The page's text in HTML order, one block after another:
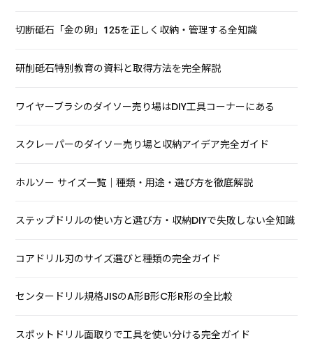
切断砥石「金の卵」125を正しく収納・管理する全知識
研削砥石特別教育の資料と取得方法を完全解説
ワイヤーブラシのダイソー売り場はDIY工具コーナーにある
スクレーパーのダイソー売り場と収納アイデア完全ガイド
ホルソー サイズ一覧｜種類・用途・選び方を徹底解説
ステップドリルの使い方と選び方・収納DIYで失敗しない全知識
コアドリル刃のサイズ選びと種類の完全ガイド
センタードリル規格JISのA形B形C形R形の全比較
スポットドリル面取りで工具を使い分ける完全ガイド